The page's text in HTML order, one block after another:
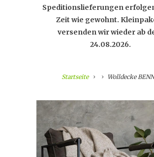
Speditionslieferungen
Zeit wie gewohnt.
versenden wir wieder ab
24.08.2026.
Startseite Wolldecke